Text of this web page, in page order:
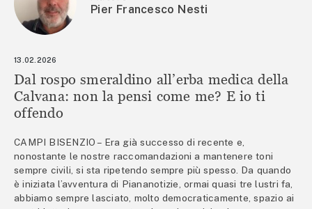
Pier Francesco Nesti
13.02.2026
Dal rospo smeraldino all’erba medica della
Calvana: non la pensi come me? E io ti
offendo
CAMPI BISENZIO – Era già successo di recente e,
nonostante le nostre raccomandazioni a mantenere toni
sempre civili, si sta ripetendo sempre più spesso. Da quando
è iniziata l’avventura di Piananotizie, ormai quasi tre lustri fa,
abbiamo sempre lasciato, molto democraticamente, spazio ai